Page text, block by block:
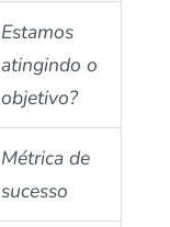
Estamos
atingindo o
objetivo?
Métrica de
sucesso